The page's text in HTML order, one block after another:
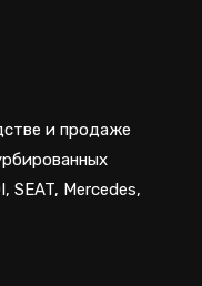
и продаже
SEAT, Mercedes,